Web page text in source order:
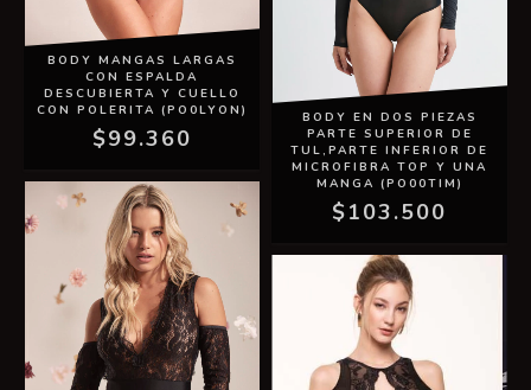
BODY MANGAS LARGAS
CON ESPALDA
DESCUBIERTA Y CUELLO
CON POLERITA (PO0LYON)
$99.360
BODY EN DOS PIEZAS
PARTE SUPERIOR DE
TUL,PARTE INFERIOR DE
MICROFIBRA TOP Y UNA
MANGA (PO00TIM)
$103.500